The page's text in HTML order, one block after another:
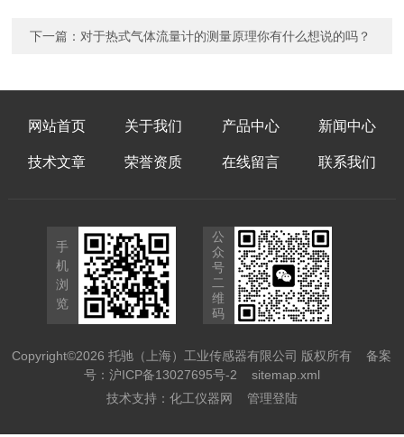
下一篇： 对于热式气体流量计的测量原理你有什么想说的吗？
网站首页 关于我们 产品中心 新闻中心
技术文章 荣誉资质 在线留言 联系我们
手
机
浏
览
公
众
号
二
维
码
Copyright©2026 托驰（上海）工业传感器有限公司 版权所有备案
号：沪ICP备13027695号-2
sitemap.xml
技术支持： 化工仪器网 管理登陆